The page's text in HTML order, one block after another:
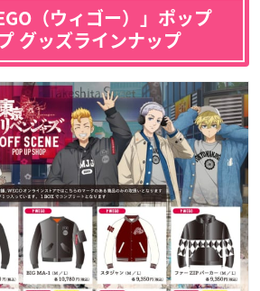
（ウィゴー）」ポップ
グッズラインナップ